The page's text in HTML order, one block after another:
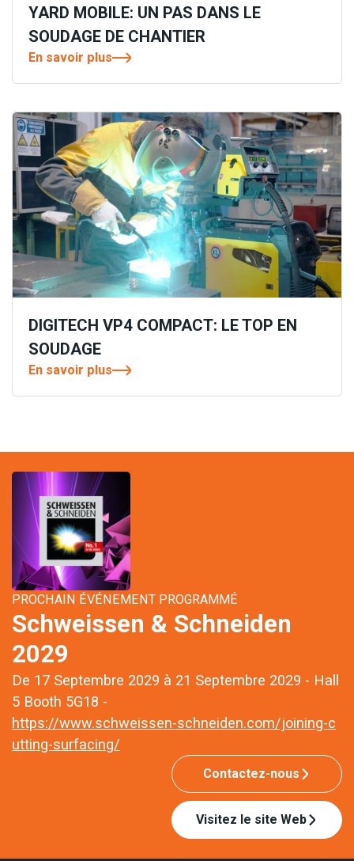
YARD MOBILE: UN PAS DANS LE
SOUDAGE DE CHANTIER
En savoir plus
DIGITECH VP4 COMPACT: LE TOP EN
SOUDAGE
En savoir plus
PROCHAIN ÉVÉNEMENT PROGRAMMÉ
Schweissen & Schneiden
2029
De 17 Septembre 2029 à 21 Septembre 2029 - Hall
5 Booth 5G18 -
https://www.schweissen-schneiden.com/joining-c
utting-surfacing/
Contactez-nous
Visitez le site Web